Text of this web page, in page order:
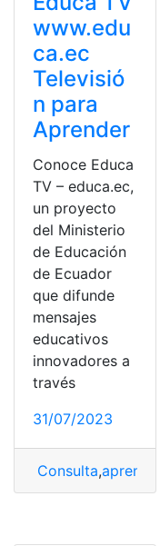
www.edu
ca.ec
Televisió
n para
Aprender
Conoce Educa
TV – educa.ec,
un proyecto
del Ministerio
de Educación
de Ecuador
que difunde
mensajes
educativos
innovadores a
través
31/07/2023
Consulta,aprender